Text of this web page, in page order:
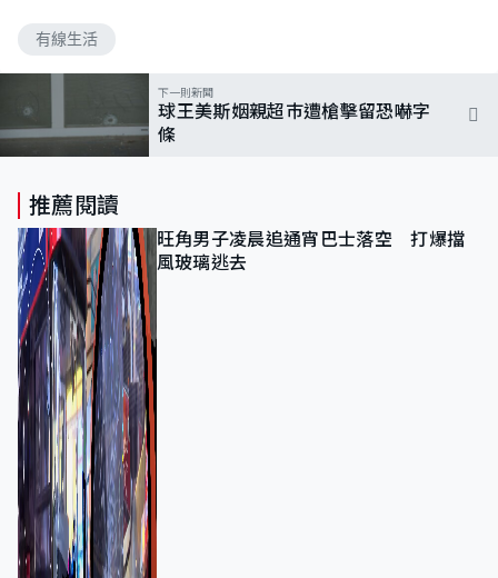
有線生活
下一則新聞
球王美斯姻親超巿遭槍擊留恐嚇字
條
推薦閱讀
旺角男子凌晨追通宵巴士落空 打爆擋
風玻璃逃去